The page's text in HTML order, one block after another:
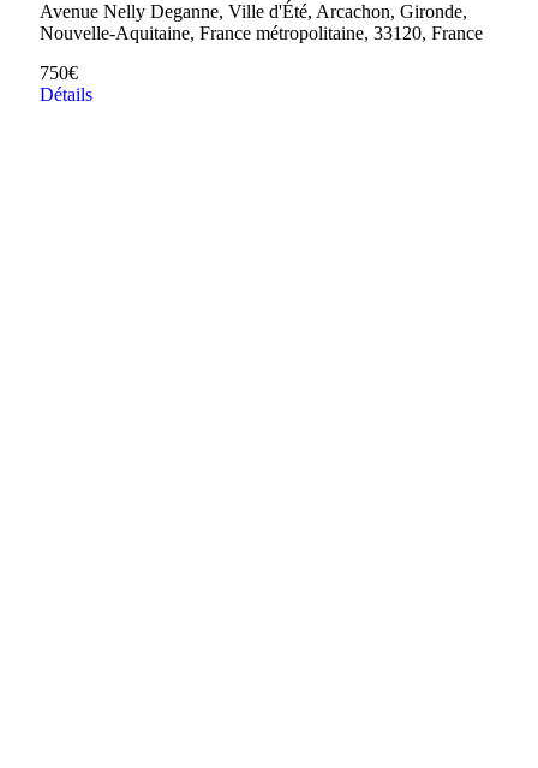
Avenue Nelly Deganne, Ville d'Été, Arcachon, Gironde,
Nouvelle-Aquitaine, France métropolitaine, 33120, France
750€
Détails